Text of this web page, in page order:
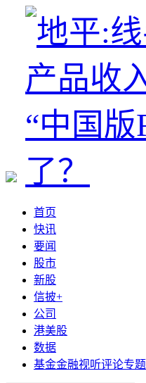
首页
快讯
要闻
股市
新股
信披+
公司
港美股
数据
基金金融视听评论专题